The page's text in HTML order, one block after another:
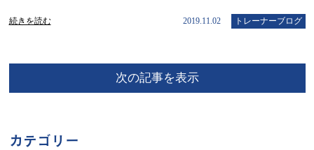
続きを読む 2019.11.02 トレーナーブログ
次の記事を表示
カテゴリー